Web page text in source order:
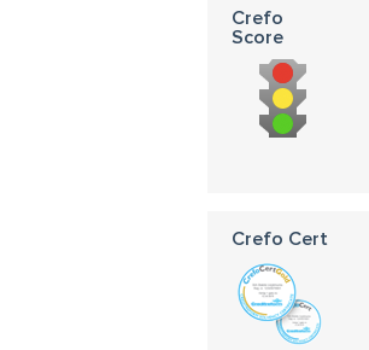
Crefo
Score
Crefo Cert